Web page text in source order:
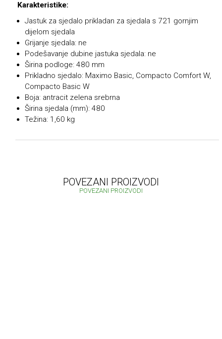
Karakteristike:
Jastuk za sjedalo prikladan za sjedala s 721 gornjim
dijelom sjedala
Grijanje sjedala: ne
Podešavanje dubine jastuka sjedala: ne
Širina podloge: 480 mm
Prikladno sjedalo: Maximo Basic, Compacto Comfort W,
Compacto Basic W
Boja: antracit zelena srebrna
Širina sjedala (mm): 480
Težina: 1,60 kg
POVEZANI PROIZVODI
POVEZANI PROIZVODI